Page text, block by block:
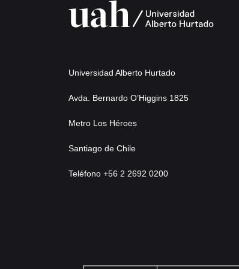
Universidad Alberto Hurtado
Avda. Bernardo O’Higgins 1825
Metro Los Héroes
Santiago de Chile
Teléfono +56 2 2692 0200